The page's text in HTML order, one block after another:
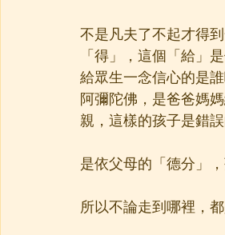
不是凡夫了不起才得
「得」，這個「給」
給眾生一念信心的是
阿彌陀佛，是爸爸媽
親，這樣的孩子是錯誤
是依父母的「德分」
所以不論走到哪裡，